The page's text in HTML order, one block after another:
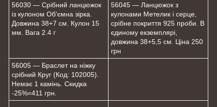
56030 — Срібний ланцюжок
із кулоном Об'ємна зірка.
Довжина 38+7 см. Кулон 15
мм. Вага 2.4 г
56045 — Ланцюжок з
кулонами Метелик і серце,
срібне покриття 925 проби. В
єдиному екземплярі,
довжина 38+5,5 см. Ціна 250
грн
56005 — Браслет на ніжку
срібний Круг (Код: 102005).
Немає 1 камінь. Скидка
-25%=411 грн.